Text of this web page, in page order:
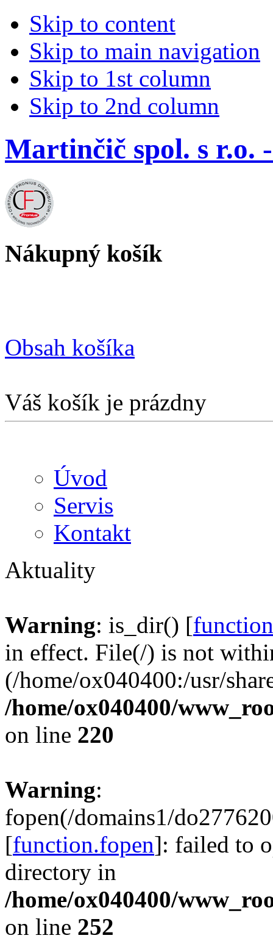
Skip to content
Skip to main navigation
Skip to 1st column
Skip to 2nd column
Martinčič spol. s r.o.
Nákupný košík
Obsah košíka
Váš košík je prázdny
Úvod
Servis
Kontakt
Aktuality
Warning: is_dir() [
in effect. File(/) is not
(/home/ox040400:/usr/
/home/ox040400/
on line 220
Warning:
fopen(/domains1/
[function.fopen]: failed to
directory in
/home/ox040400/
on line 252